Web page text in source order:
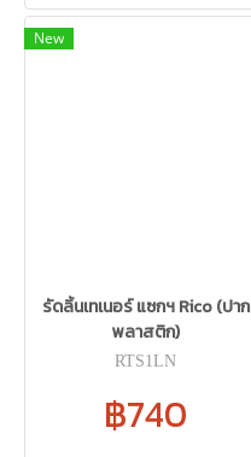
New
รัดลิ้นเทเนอร์ แซกฯ Rico (ปาก
พลาสติก)
RTS1LN
฿740